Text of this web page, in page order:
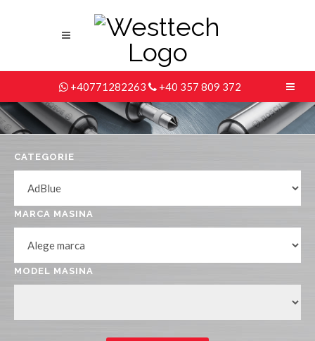
+40771282263 +40 357 809 372
CATEGORIE
MARCA MASINA
MODEL MASINA